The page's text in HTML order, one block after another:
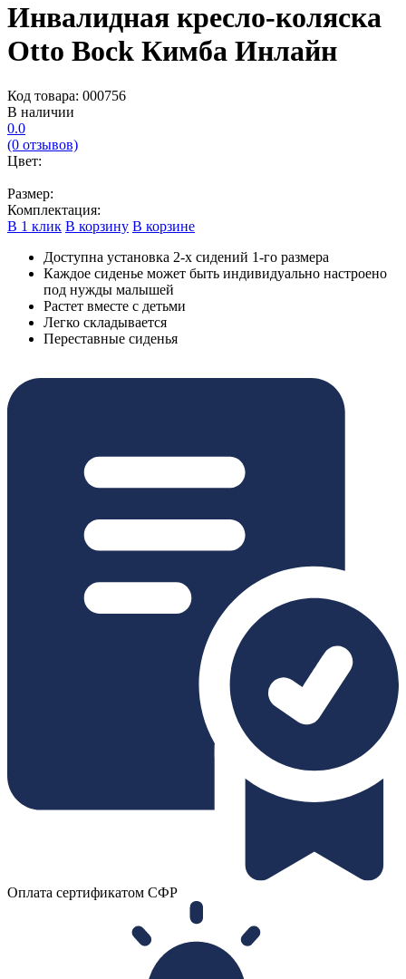
Инвалидная кресло-коляска
Otto Bock Кимба Инлайн
Код товара: 000756
В наличии
0.0
(0 отзывов)
Цвет:
Размер:
Комплектация:
В 1 клик В корзину В корзине
Доступна установка 2-х сидений 1-го размера
Каждое сиденье может быть индивидуально настроено
под нужды малышей
Растет вместе с детьми
Легко складывается
Переставные сиденья
Оплата сертификатом СФР